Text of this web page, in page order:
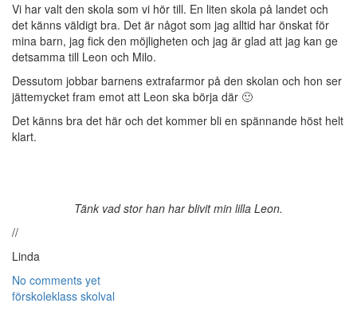
Vi har valt den skola som vi hör till. En liten skola på landet och
det känns väldigt bra. Det är något som jag alltid har önskat för
mina barn, jag fick den möjligheten och jag är glad att jag kan ge
detsamma till Leon och Milo.
Dessutom jobbar barnens extrafarmor på den skolan och hon ser
jättemycket fram emot att Leon ska börja där 🙂
Det känns bra det här och det kommer bli en spännande höst helt
klart.
Tänk vad stor han har blivit min lilla Leon.
//
Linda
No comments yet
förskoleklass skolval